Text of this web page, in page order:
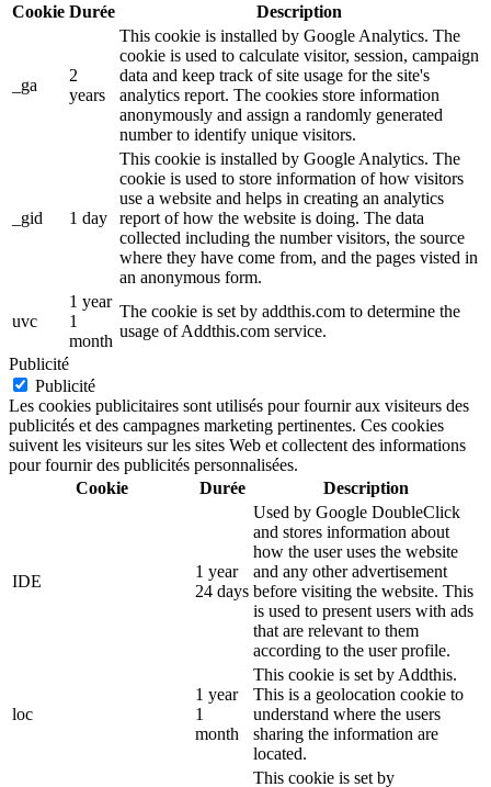
Cookie Durée Description
_ga
2
years
This cookie is installed by Google Analytics. The
cookie is used to calculate visitor, session, campaign
data and keep track of site usage for the site's
analytics report. The cookies store information
anonymously and assign a randomly generated
number to identify unique visitors.
_gid 1 day
This cookie is installed by Google Analytics. The
cookie is used to store information of how visitors
use a website and helps in creating an analytics
report of how the website is doing. The data
collected including the number visitors, the source
where they have come from, and the pages visted in
an anonymous form.
uvc
1 year
1
month
The cookie is set by addthis.com to determine the
usage of Addthis.com service.
Publicité
Publicité
Les cookies publicitaires sont utilisés pour fournir aux visiteurs des
publicités et des campagnes marketing pertinentes. Ces cookies
suivent les visiteurs sur les sites Web et collectent des informations
pour fournir des publicités personnalisées.
Cookie
Durée Description
IDE
1 year
24 days
Used by Google DoubleClick
and stores information about
how the user uses the website
and any other advertisement
before visiting the website. This
is used to present users with ads
that are relevant to them
according to the user profile.
loc
1 year
1
month
This cookie is set by Addthis.
This is a geolocation cookie to
understand where the users
sharing the information are
located.
This cookie is set by